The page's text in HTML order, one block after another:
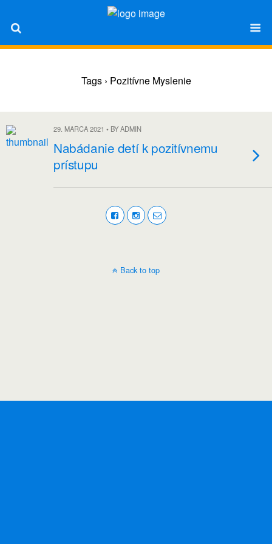
Tags › Pozitívne Myslenie
29. MARCA 2021 • BY ADMIN
Nabádanie detí k pozitívnemu
prístupu
Back to top